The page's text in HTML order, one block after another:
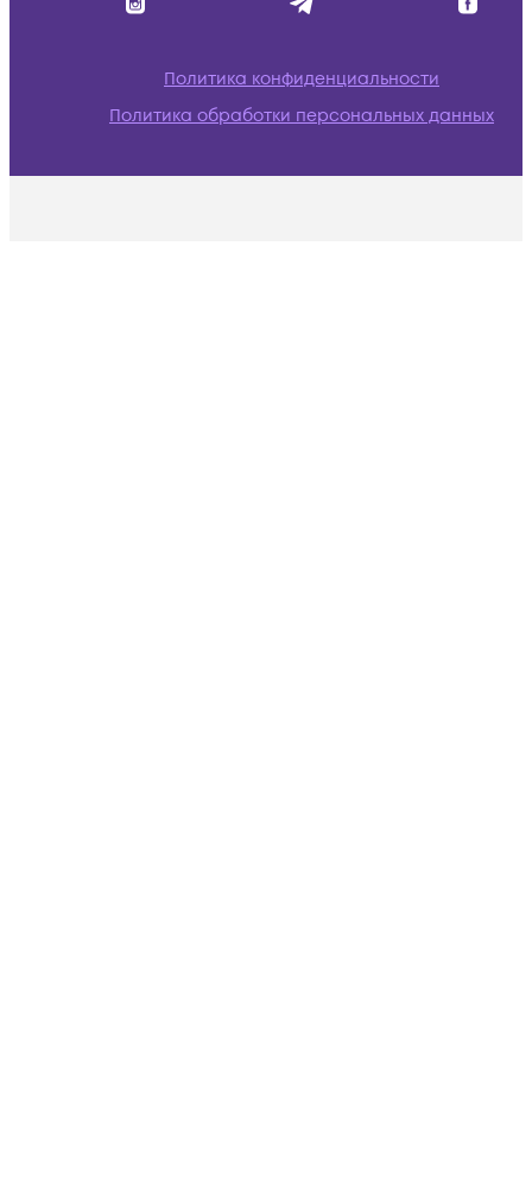
Политика конфиденциальности
Политика обработки персональных данных